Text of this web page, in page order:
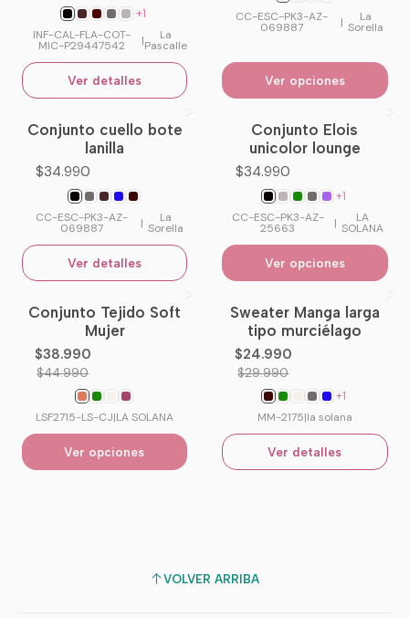
+1
INF-CAL-FLA-COT-
MIC-P29447542 | La
Pascalle
Ver detalles
CC-ESC-PK3-AZ-
069887 | La
Sorella
Ver opciones
No disponible
Conjunto cuello bote
lanilla
$34.990
CC-ESC-PK3-AZ-
069887 | La
Sorella
Ver detalles
Conjunto Elois
unicolor lounge
$34.990
+1
CC-ESC-PK3-AZ-
25663 | LA
SOLANA
Ver opciones
-13%OFF
Conjunto Tejido Soft
Mujer
$38.990
$44.990
LSF2715-LS-CJ|LA SOLANA
Ver opciones
-17%OFF
No disponible
Sweater Manga larga
tipo murciélago
$24.990
$29.990
+1
MM-2175|la solana
Ver detalles
VOLVER ARRIBA